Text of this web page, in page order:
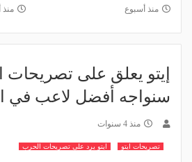
منذ أسبوع منذ
إيتو يعلق على
سنواجه أفضل لاعب في
منذ 4 سنوات
تصريحات ايتو ايتو يرد على تصريحات الحرب